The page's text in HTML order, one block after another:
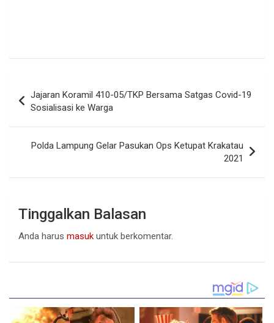
pos
Jajaran Koramil 410-05/TKP Bersama Satgas Covid-19
Sosialisasi ke Warga
Polda Lampung Gelar Pasukan Ops Ketupat Krakatau
2021
Tinggalkan Balasan
Anda harus masuk untuk berkomentar.